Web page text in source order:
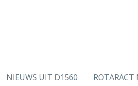
NIEUWS UIT D1560 ROTARACT